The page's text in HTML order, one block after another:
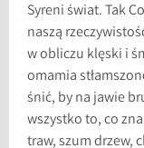
Syreni świat. Tak
naszą
w obliczu klęski i
omamia
śnić, by na jawie
wszystko to, co
traw, szum drzew,